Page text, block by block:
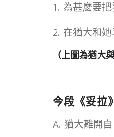
1. 為甚麼要
2. 在猶大和
（上圖為猶
今段《妥拉
A. 猶大離開